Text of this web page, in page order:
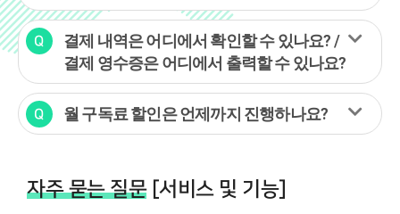
결제 내역은 어디에서 확인할 수 있나요? /
결제 영수증은 어디에서 출력할 수 있나요?
월 구독료 할인은 언제까지 진행하나요?
자주 묻는 질문[서비스 및 기능]